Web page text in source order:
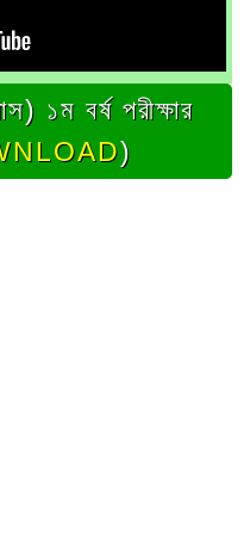
১ম বর্ষ পরীক্ষার
)